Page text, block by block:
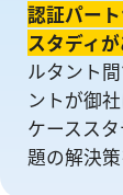
認証パー
スタディが
ルタント
ントが御
ケースス
題の解決